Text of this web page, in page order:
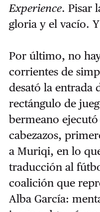
Experience. Pisar
gloria y el vacío.
Por último, no
corrientes de
desató la entrada
rectángulo de
bermeano
cabezazos,
a Muriqi, en lo
traducción al
coalición que
Alba García: